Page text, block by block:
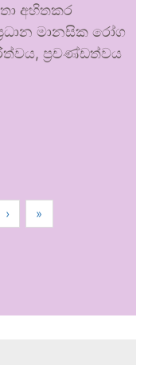
අහිතකර
මානසික රෝග
ප්‍රචණ්ඩත්වය
› »